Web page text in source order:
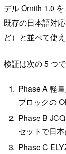
デル Ornith 1.0
既存の日本語対
ど）と並べて使
検証は次の 5 つ
Phase A 軽
ブロックの
Phase B
セットで日
Phase C